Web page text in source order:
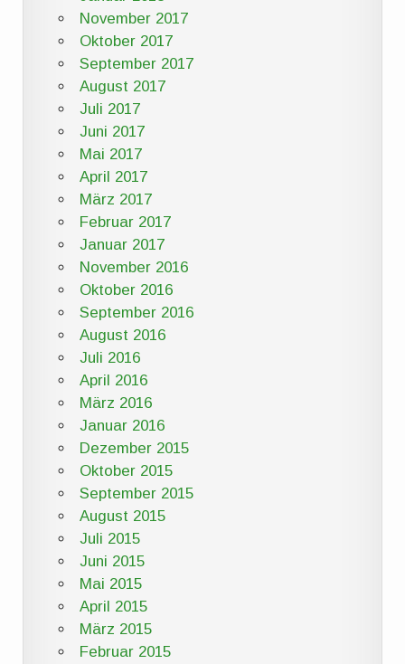
November 2017
Oktober 2017
September 2017
August 2017
Juli 2017
Juni 2017
Mai 2017
April 2017
März 2017
Februar 2017
Januar 2017
November 2016
Oktober 2016
September 2016
August 2016
Juli 2016
April 2016
März 2016
Januar 2016
Dezember 2015
Oktober 2015
September 2015
August 2015
Juli 2015
Juni 2015
Mai 2015
April 2015
März 2015
Februar 2015